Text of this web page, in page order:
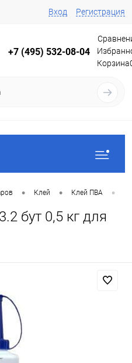
Вход Регистрация
+7 (495) 532-08-04
Корзина
• Клей • Клей ПВА •
бут 0,5 кг для